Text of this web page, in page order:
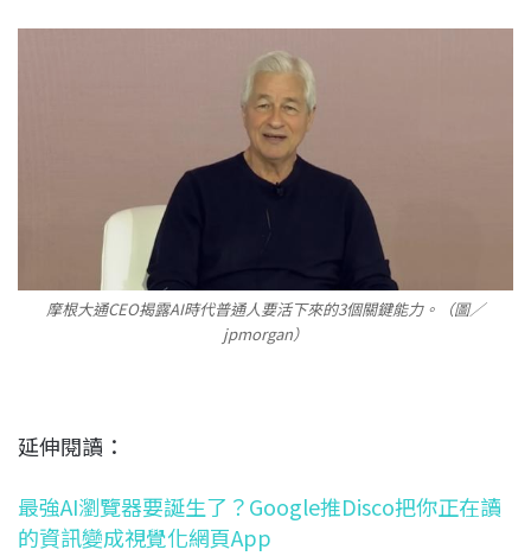
摩根大通CEO揭露AI時代普通人要活下來的3個關鍵能力。（圖／
jpmorgan）
延伸閱讀：
最強AI瀏覽器要誕生了？Google推Disco把你正在讀
的資訊變成視覺化網頁App